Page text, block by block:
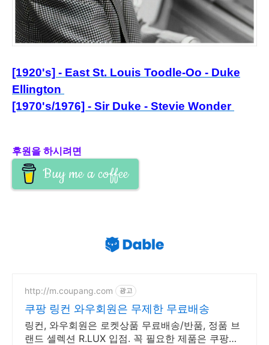
[1920's] - East St. Louis Toodle-Oo - Duke
Ellington
[1970's/1976] - Sir Duke - Stevie Wonder
후원을 하시려면
Buy me a coffee
http://m.coupang.com 광고
쿠팡 링컨 와우회원은 무제한 무료배송
링컨, 와우회원은 로켓상품 무료배송/반품, 정품 브
랜드 셀렉션 R.LUX 입점. 꼭 필요한 제품은 쿠팡에